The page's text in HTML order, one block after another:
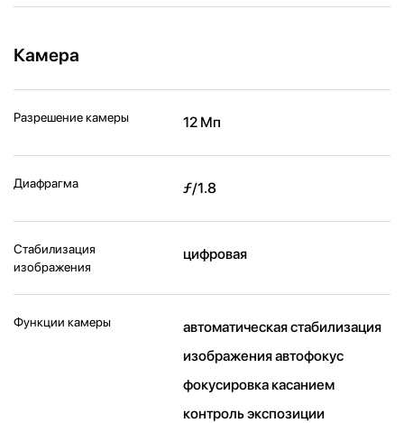
Камера
Разрешение камеры 12 Мп
Диафрагма ƒ/1.8
Стабилизация
изображения
цифровая
Функции камеры
автоматическая стабилизация
изображения автофокус
фокусировка касанием
контроль экспозиции